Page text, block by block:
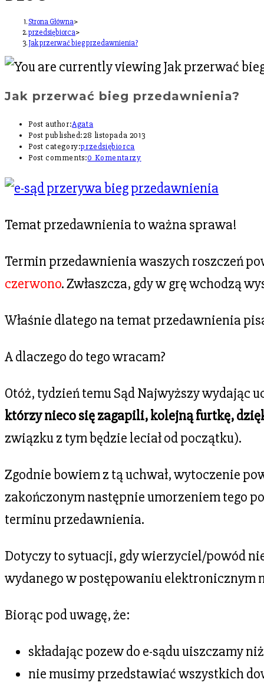
Strona Główna>
przedsiębiorca>
Jak przerwać bieg przedawnienia?
Jak przerwać bieg przedawnienia?
Post author:Agata
Post published:28 listopada 2013
Post category:przedsiębiorca
Post comments:0 Komentarzy
Temat przedawnienia to ważna sprawa!
Termin przedawnienia waszych roszczeń
czerwono. Zwłaszcza, gdy w grę wchodzą
Właśnie dlatego na temat przedawnienia
A dlaczego do tego wracam?
Otóż, tydzień temu Sąd Najwyższy wydając
którzy nieco się zagapili, kolejną furtkę,
związku z tym będzie leciał od początku).
Zgodnie bowiem z tą uchwał, wytoczenie
zakończonym następnie umorzeniem tego
terminu przedawnienia.
Dotyczy to sytuacji, gdy wierzyciel/powód
wydanego w postępowaniu elektronicznym
Biorąc pod uwagę, że:
składając pozew do e-sądu uiszczamy
nie musimy przedstawiać wszystkich